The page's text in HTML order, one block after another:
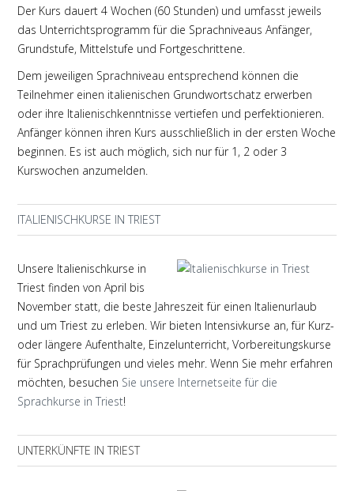
Der Kurs dauert 4 Wochen (60 Stunden) und umfasst jeweils
das Unterrichtsprogramm für die Sprachniveaus Anfänger,
Grundstufe, Mittelstufe und Fortgeschrittene.
Dem jeweiligen Sprachniveau entsprechend können die
Teilnehmer einen italienischen Grundwortschatz erwerben
oder ihre Italienischkenntnisse vertiefen und perfektionieren.
Anfänger können ihren Kurs ausschließlich in der ersten Woche
beginnen. Es ist auch möglich, sich nur für 1, 2 oder 3
Kurswochen anzumelden.
ITALIENISCHKURSE IN TRIEST
Unsere Italienischkurse in
Triest finden von April bis
November statt, die beste Jahreszeit für einen Italienurlaub
und um Triest zu erleben. Wir bieten Intensivkurse an, für Kurz-
oder längere Aufenthalte, Einzelunterricht, Vorbereitungskurse
für Sprachprüfungen und vieles mehr. Wenn Sie mehr erfahren
möchten, besuchen Sie unsere Internetseite für die
Sprachkurse in Triest!
UNTERKÜNFTE IN TRIEST